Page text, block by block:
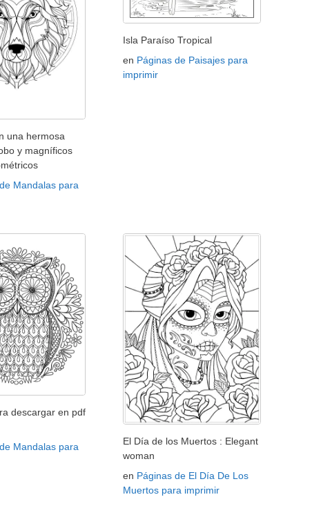
una hermosa
y magníficos
Mandalas para
Isla Paraíso Tropical
en Páginas de Paisajes para
imprimir
descargar en pdf
Mandalas para
El Día de los Muertos : Elegant
woman
en Páginas de El Día De Los
Muertos para imprimir